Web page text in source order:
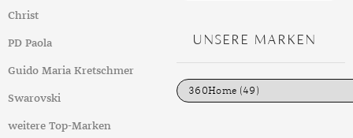
KYANIT
LABRADORIT
LAPISLAZULI
MARKASIT
Christ
PD Paola
Guido Maria Kretschmer
Swarovski
weitere Top-Marken
e
n
UNSERE MARKEN